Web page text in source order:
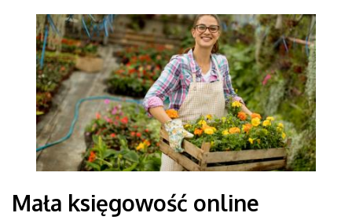
Mała księgowość online